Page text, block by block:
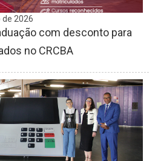
de 2026
com desconto para
no CRCBA